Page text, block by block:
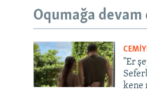
Oqumağa
"Er
kene